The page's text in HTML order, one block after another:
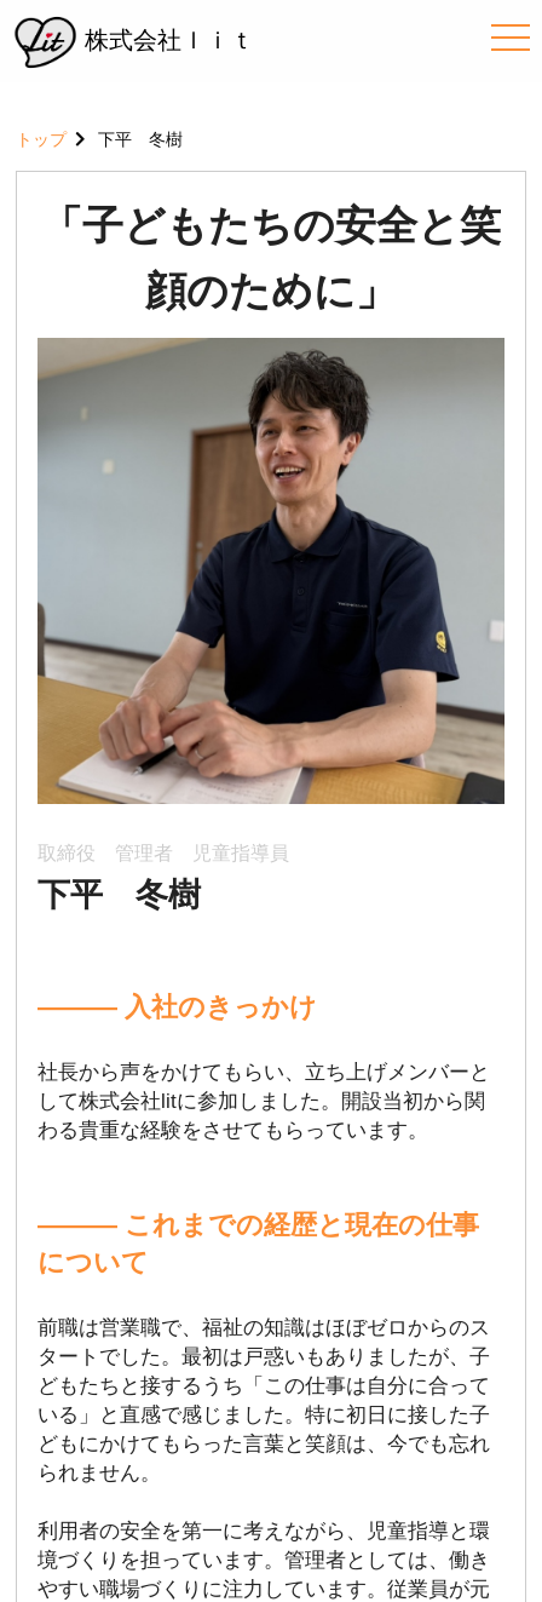
株式会社ｌｉｔ
トップ 下平 冬樹
「子どもたちの安全と笑
顔のために」
取締役 管理者 児童指導員
下平 冬樹
――― 入社のきっかけ
社長から声をかけてもらい、立ち上げメンバーと
して株式会社litに参加しました。開設当初から関
わる貴重な経験をさせてもらっています。
――― これまでの経歴と現在の仕事
について
前職は営業職で、福祉の知識はほぼゼロからのス
タートでした。最初は戸惑いもありましたが、子
どもたちと接するうち「この仕事は自分に合って
いる」と直感で感じました。特に初日に接した子
どもにかけてもらった言葉と笑顔は、今でも忘れ
られません。
利用者の安全を第一に考えながら、児童指導と環
境づくりを担っています。管理者としては、働き
やすい職場づくりに注力しています。従業員が元